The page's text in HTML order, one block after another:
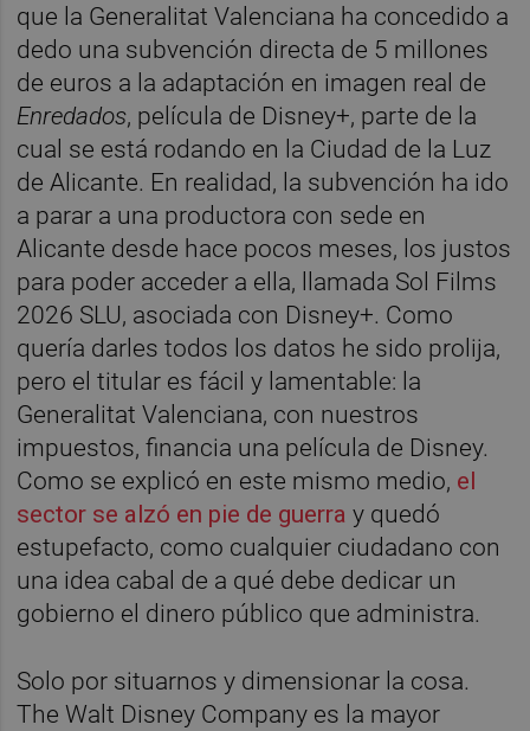
que la Generalitat Valenciana ha concedido a
dedo una subvención directa de 5 millones
de euros a la adaptación en imagen real de
Enredados, película de Disney+, parte de la
cual se está rodando en la Ciudad de la Luz
de Alicante. En realidad, la subvención ha ido
a parar a una productora con sede en
Alicante desde hace pocos meses, los justos
para poder acceder a ella, llamada Sol Films
2026 SLU, asociada con Disney+. Como
quería darles todos los datos he sido prolija,
pero el titular es fácil y lamentable: la
Generalitat Valenciana, con nuestros
impuestos, financia una película de Disney.
Como se explicó en este mismo medio, el
sector se alzó en pie de guerra y quedó
estupefacto, como cualquier ciudadano con
una idea cabal de a qué debe dedicar un
gobierno el dinero público que administra.
Solo por situarnos y dimensionar la cosa.
The Walt Disney Company es la mayor